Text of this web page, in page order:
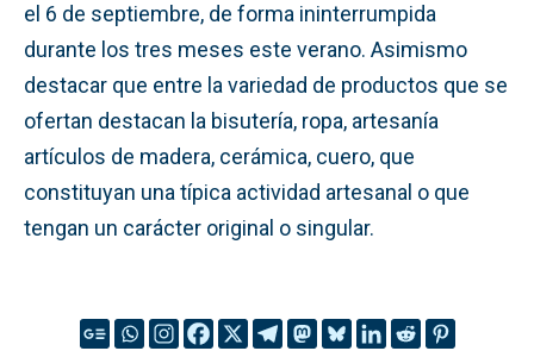
el 6 de septiembre, de forma ininterrumpida
durante los tres meses este verano. Asimismo
destacar que entre la variedad de productos que se
ofertan destacan la bisutería, ropa, artesanía
artículos de madera, cerámica, cuero, que
constituyan una típica actividad artesanal o que
tengan un carácter original o singular.